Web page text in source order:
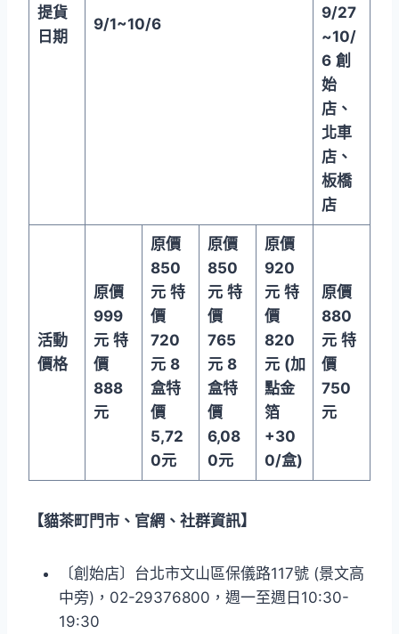
提貨
日期
9/1~10/6
9/27
~10/
6 創
始
店、
北車
店、
板橋
店
活動
價格
原價
999
元 特
價
888
元
原價
850
元 特
價
720
元 8
盒特
價
5,72
0元
原價
850
元 特
價
765
元 8
盒特
價
6,08
0元
原價
920
元 特
價
820
元 (加
點金
箔
+30
0/盒)
原價
880
元 特
價
750
元
【貓茶町門市、官網、社群資訊】
〔創始店〕台北市文山區保儀路117號 (景文高
中旁)，02-29376800，週一至週日10:30-
19:30